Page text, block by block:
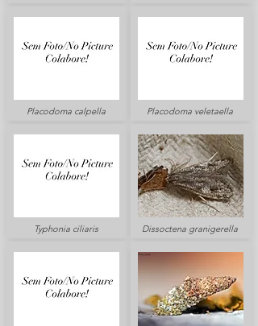
Placodoma calpella
Typhonia ciliaris
Placodoma veletaella
Dissoctena granigerella